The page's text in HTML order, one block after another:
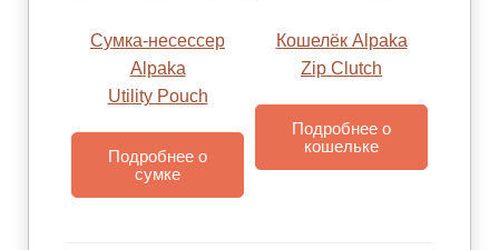
Сумка-несессер
Alpaka
Utility Pouch
Подробнее о
сумке
Кошелёк Alpaka
Zip Clutch
Подробнее о
кошельке